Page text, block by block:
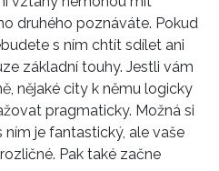
druhého poznáváte. Pokud
s ním chtít sdílet ani
základní touhy. Jestli vám
nějaké city k němu logicky
pragmaticky. Možná si
ním je fantastický, ale vaše
Pak také začne